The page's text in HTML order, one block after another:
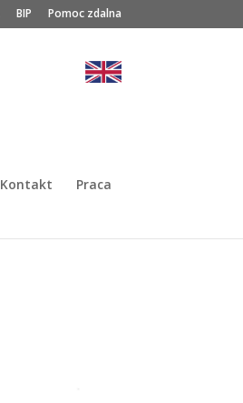
BIP Pomoc zdalna
Kontakt Praca